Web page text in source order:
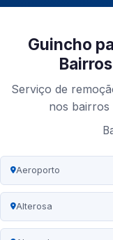
Guincho
Serviço de
nos bairros
Aeroporto
Alterosa